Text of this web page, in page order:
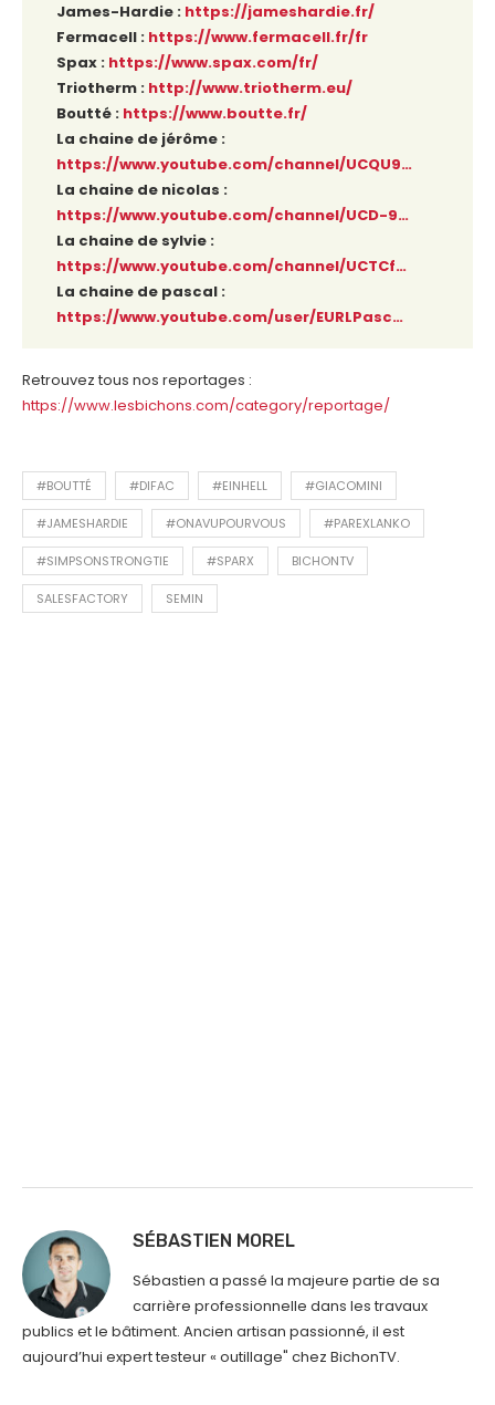
James-Hardie : https://jameshardie.fr/
Fermacell : https://www.fermacell.fr/fr
Spax : https://www.spax.com/fr/
Triotherm : http://www.triotherm.eu/
Boutté : https://www.boutte.fr/
La chaine de jérôme :
https://www.youtube.com/channel/UCQU9…
La chaine de nicolas :
https://www.youtube.com/channel/UCD-9…
La chaine de sylvie :
https://www.youtube.com/channel/UCTCf…
La chaine de pascal :
https://www.youtube.com/user/EURLPasc…
Retrouvez tous nos reportages :
https://www.lesbichons.com/category/reportage/
#BOUTTÉ #DIFAC #EINHELL #GIACOMINI
#JAMESHARDIE #ONAVUPOURVOUS #PAREXLANKO
#SIMPSONSTRONGTIE #SPARX BICHONTV
SALESFACTORY SEMIN
SÉBASTIEN MOREL
Sébastien a passé la majeure partie de sa
carrière professionnelle dans les travaux
publics et le bâtiment. Ancien artisan passionné, il est
aujourd’hui expert testeur « outillage" chez BichonTV.